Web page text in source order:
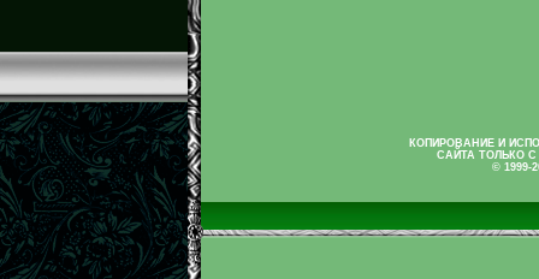
КОПИРОВАНИЕ И
САЙТА ТОЛЬКО
© 1999-